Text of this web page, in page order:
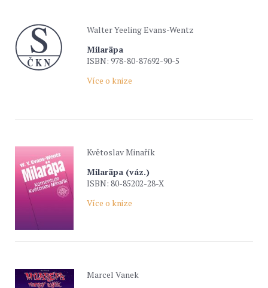
Walter Yeeling Evans-Wentz
Milaräpa
ISBN: 978-80-87692-90-5
Více o knize
Květoslav Minařík
Milaräpa (váz.)
ISBN: 80-85202-28-X
Více o knize
Marcel Vanek